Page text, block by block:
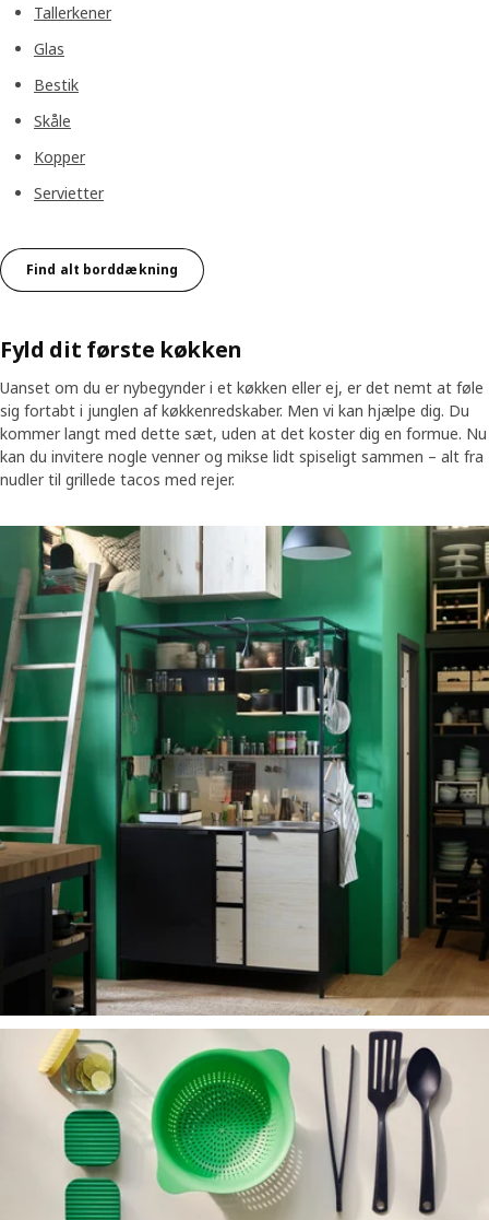
Tallerkener
Glas
Bestik
Skåle
Kopper
Servietter
Find alt borddækning
Fyld dit første køkken
Uanset om du er nybegynder i et køkken eller ej, er det nemt at føle
sig fortabt i junglen af køkkenredskaber. Men vi kan hjælpe dig. Du
kommer langt med dette sæt, uden at det koster dig en formue. Nu
kan du invitere nogle venner og mikse lidt spiseligt sammen – alt fra
nudler til grillede tacos med rejer.